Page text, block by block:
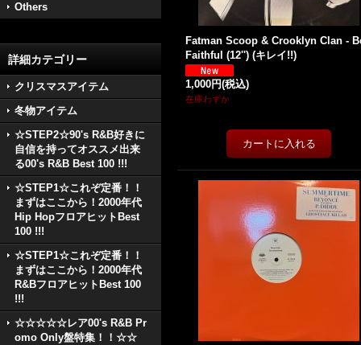
Others
詳細カテゴリー
クリスマスアイテム
冬物アイテム
☆STEP2☆90's R&B好きに
自信を持ってオススメ出来
る00's R&B Best 100 !!!
☆STEP1☆これぞ定番！！
まずはここから！2000年代
Hip HopフロアヒットBest
100 !!!
☆STEP1☆これぞ定番！！
まずはここから！2000年代
R&BフロアヒットBest 100
!!!
☆☆☆☆☆レア00's R&B Pr
omo Only盤特集！！☆☆
Fatman Scoop & Crooklyn Clan -
Faithful (12'') (キレイ!!)
1,000円(税込)
在庫わずか